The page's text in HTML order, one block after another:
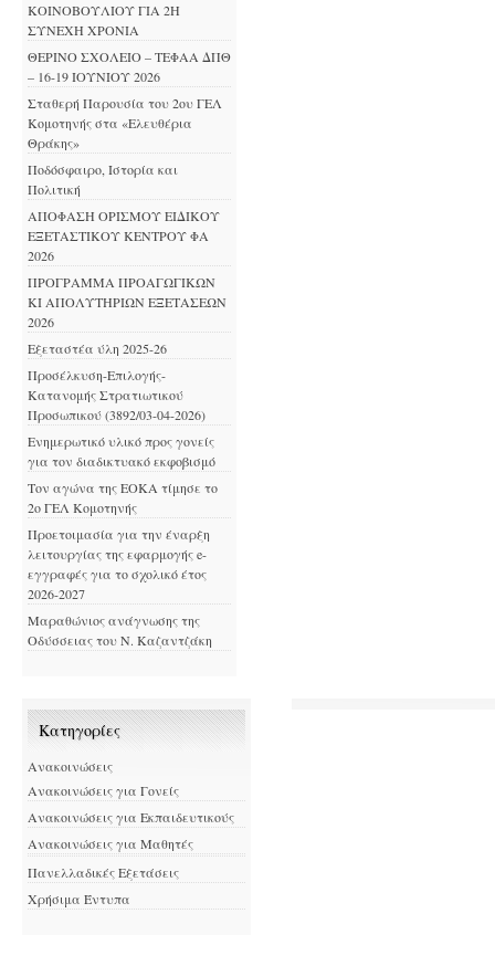
ΚΟΙΝΟΒΟΥΛΙΟΥ ΓΙΑ 2Η
ΣΥΝΕΧΗ ΧΡΟΝΙΑ
ΘΕΡΙΝΟ ΣΧΟΛΕΙΟ – ΤΕΦΑΑ ΔΠΘ
– 16-19 ΙΟΥΝΙΟΥ 2026
Σταθερή Παρουσία του 2ου ΓΕΛ
Κομοτηνής στα «Ελευθέρια
Θράκης»
Ποδόσφαιρο, Ιστορία και
Πολιτική
ΑΠΟΦΑΣΗ ΟΡΙΣΜΟΥ ΕΙΔΙΚΟΥ
ΕΞΕΤΑΣΤΙΚΟΥ ΚΕΝΤΡΟΥ ΦΑ
2026
ΠΡΟΓΡΑΜΜΑ ΠΡΟΑΓΩΓΙΚΩΝ
ΚΙ ΑΠΟΛΥΤΗΡΙΩΝ ΕΞΕΤΑΣΕΩΝ
2026
Εξεταστέα ύλη 2025-26
Προσέλκυση-Επιλογής-
Κατανομής Στρατιωτικού
Προσωπικού (3892/03-04-2026)
Ενημερωτικό υλικό προς γονείς
για τον διαδικτυακό εκφοβισμό
Τον αγώνα της ΕΟΚΑ τίμησε το
2ο ΓΕΛ Κομοτηνής
Προετοιμασία για την έναρξη
λειτουργίας της εφαρμογής e-
εγγραφές για το σχολικό έτος
2026-2027
Μαραθώνιος ανάγνωσης της
Οδύσσειας του Ν. Καζαντζάκη
Kατηγορίες
Ανακοινώσεις
Ανακοινώσεις για Γονείς
Ανακοινώσεις για Εκπαιδευτικούς
Ανακοινώσεις για Μαθητές
Πανελλαδικές Εξετάσεις
Χρήσιμα Έντυπα